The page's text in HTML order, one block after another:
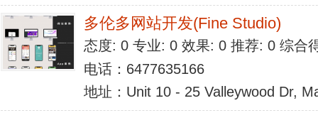
多伦多网站开发(Fine Studio)
态度: 0 专业: 0 效果: 0 推荐: 0 综合
电话：6477635166
地址：Unit 10 - 25 Valleywood Dr,